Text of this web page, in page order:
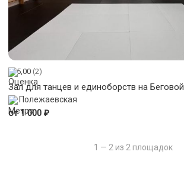
5,00 (2)
Зал для танцев и единоборств на Беговой
Полежаевская
от 1 000 ₽
1 — 2 из 2 площадок